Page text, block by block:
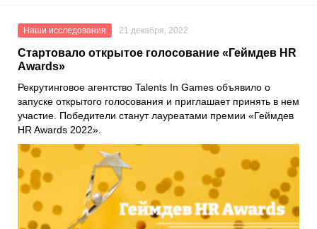
Наши исследования 21 декабря, 2022
Стартовало открытое голосование «Геймдев HR
Awards»
Рекрутинговое агентство Talents In Games объявило о
запуске открытого голосования и приглашает принять в нем
участие. Победители станут лауреатами премии «Геймдев
HR Awards 2022».